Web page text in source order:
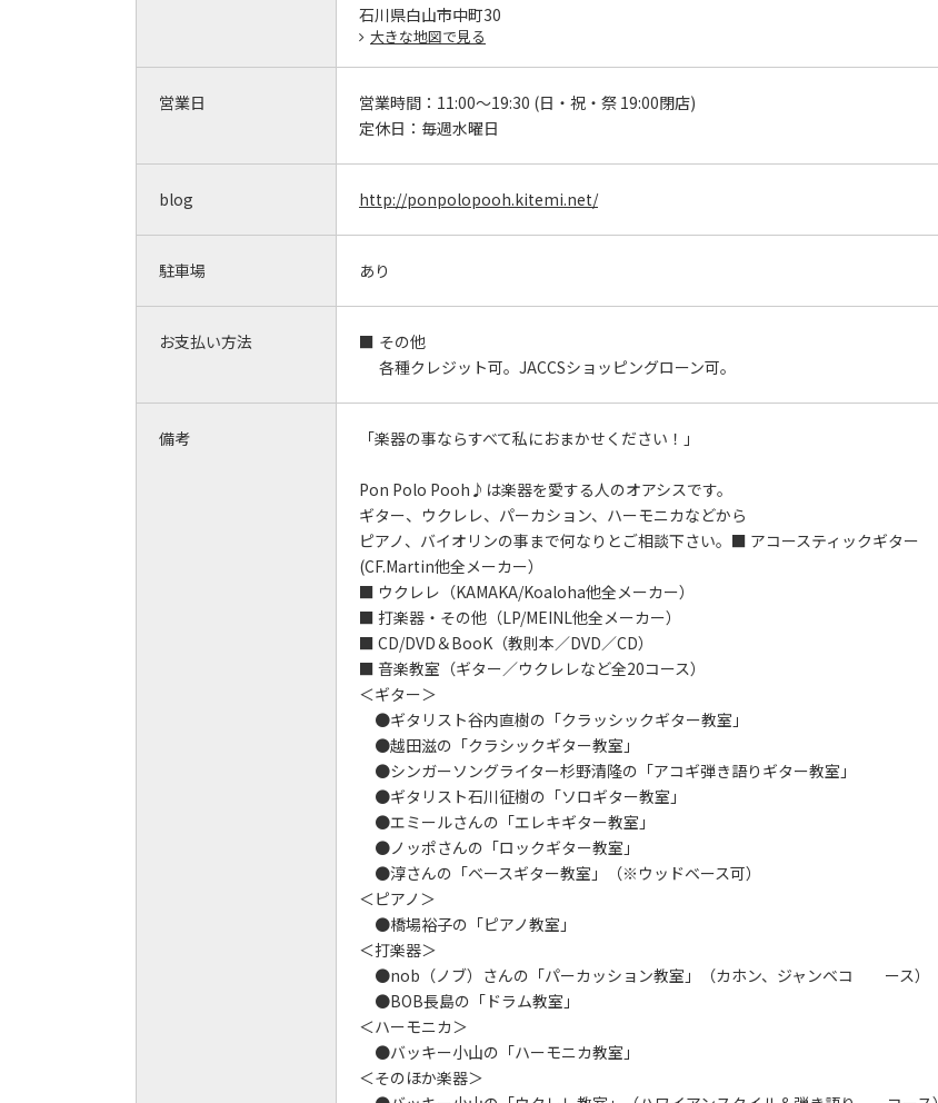
石川県白山市中町30
大きな地図で見る
営業日 営業時間： 11:00～19:30 (日・祝・祭 19:00閉店)
定休日： 毎週水曜日
blog http://ponpolopooh.kitemi.net/
駐車場 あり
お支払い方法
その他
各種クレジット可。JACCSショッピングローン可。
備考 「楽器の事ならすべて私におまかせください！」
Pon Polo Pooh♪は楽器を愛する人のオアシスです。
ギター、ウクレレ、パーカション、ハーモニカなどから
ピアノ、バイオリンの事まで何なりとご相談下さい。■ アコースティックギター
(CF.Martin他全メーカー）
■ ウクレレ（KAMAKA/Koaloha他全メーカー）
■ 打楽器・その他（LP/MEINL他全メーカー）
■ CD/DVD＆BooK（教則本／DVD／CD）
■ 音楽教室（ギター／ウクレレなど全20コース）
＜ギター＞
●ギタリスト谷内直樹の「クラッシックギター教室」
●越田滋の「クラシックギター教室」
●シンガーソングライター杉野清隆の「アコギ弾き語りギター教室」
●ギタリスト石川征樹の「ソロギター教室」
●エミールさんの「エレキギター教室」
●ノッポさんの「ロックギター教室」
●淳さんの「ベースギター教室」（※ウッドベース可）
＜ピアノ＞
●橋場裕子の「ピアノ教室」
＜打楽器＞
●nob（ノブ）さんの「パーカッション教室」（カホン、ジャンベコ ース）
●BOB長島の「ドラム教室」
＜ハーモニカ＞
●バッキー小山の「ハーモニカ教室」
＜そのほか楽器＞